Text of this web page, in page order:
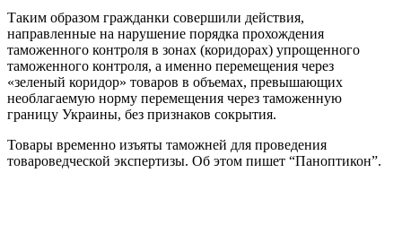
Таким образом гражданки совершили действия,
направленные на нарушение порядка прохождения
таможенного контроля в зонах (коридорах) упрощенного
таможенного контроля, а именно перемещения через
«зеленый коридор» товаров в объемах, превышающих
необлагаемую норму перемещения через таможенную
границу Украины, без признаков сокрытия.
Товары временно изъяты таможней для проведения
товароведческой экспертизы. Об этом пишет “Паноптикон”.